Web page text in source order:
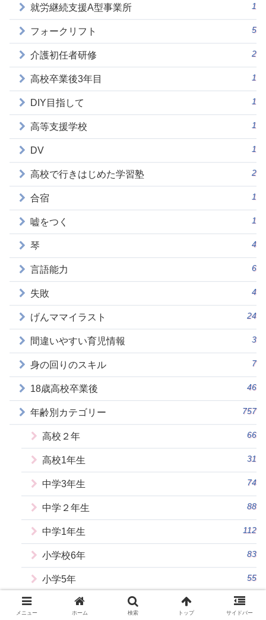
就労継続支援A型事業所 1
フォークリフト 5
介護初任者研修 2
高校卒業後3年目 1
DIY目指して 1
高等支援学校 1
DV 1
高校で行きはじめた学習塾 2
合宿 1
嘘をつく 1
琴 4
言語能力 6
失敗 4
げんママイラスト 24
間違いやすい育児情報 3
身の回りのスキル 7
18歳高校卒業後 46
年齢別カテゴリー 757
高校２年 66
高校1年生 31
中学3年生 74
中学２年生 88
中学1年生 112
小学校6年 83
小学5年 55
小学4年
メニュー ホーム 検索 トップ サイドバー